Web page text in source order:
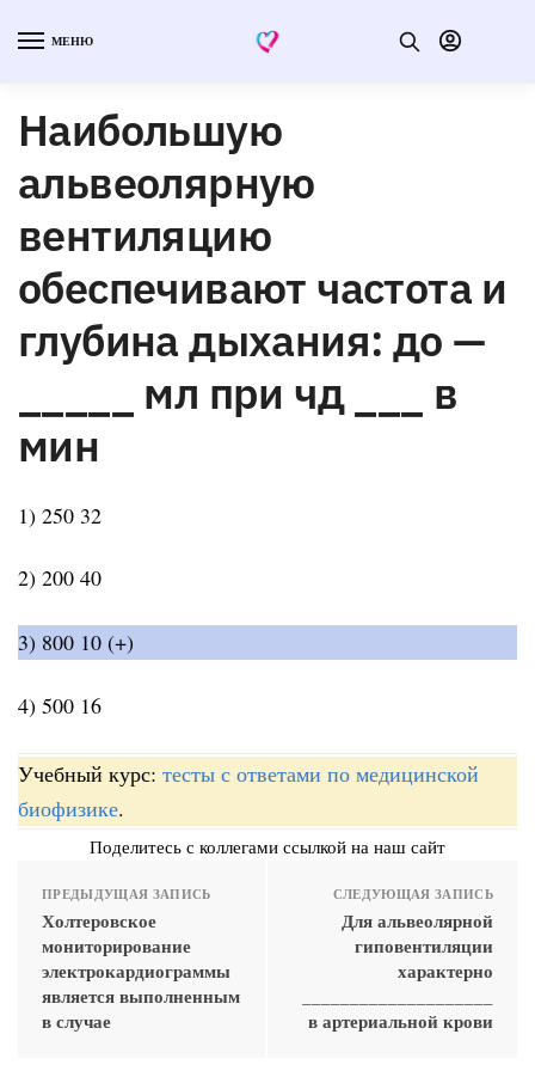
МЕНЮ
Наибольшую
альвеолярную
вентиляцию
обеспечивают частота и
глубина дыхания: до —
_____ мл при чд ___ в
мин
1) 250 32
2) 200 40
3) 800 10 (+)
4) 500 16
Учебный курс: тесты с ответами по медицинской
биофизике.
Поделитесь с коллегами ссылкой на наш сайт
ПРЕДЫДУЩАЯ ЗАПИСЬ
Холтеровское
мониторирование
электрокардиограммы
является выполненным
в случае
СЛЕДУЮЩАЯ ЗАПИСЬ
Для альвеолярной
гиповентиляции
характерно
в артериальной крови